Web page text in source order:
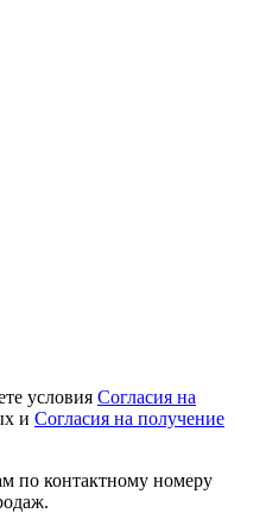
условия Согласия на
и Согласия на получение
по контактному номеру